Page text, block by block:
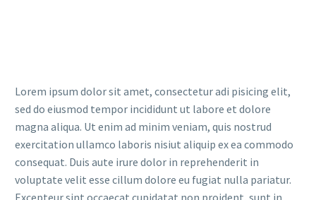
Lorem ipsum dolor sit amet, consectetur adi pisicing elit,
sed do eiusmod tempor incididunt ut labore et dolore
magna aliqua. Ut enim ad minim veniam, quis nostrud
exercitation ullamco laboris nisiut aliquip ex ea commodo
consequat. Duis aute irure dolor in reprehenderit in
voluptate velit esse cillum dolore eu fugiat nulla pariatur.